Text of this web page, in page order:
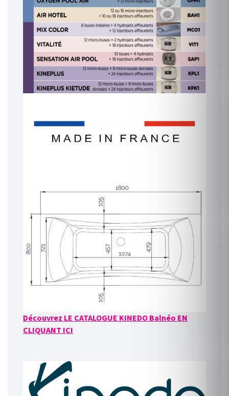
Découvrez LE CATALOGUE KINEDO Balnéo EN
CLIQUANT ICI